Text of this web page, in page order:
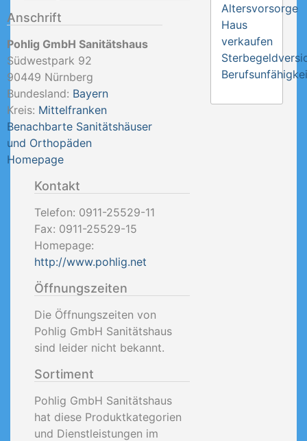
Anschrift
Pohlig GmbH Sanitätshaus
Südwestpark 92
90449 Nürnberg
Bundesland: Bayern
Kreis: Mittelfranken
Benachbarte Sanitätshäuser
und Orthopäden
Homepage
Kontakt
Telefon: 0911-25529-11
Fax: 0911-25529-15
Homepage:
http://www.pohlig.net
Öffnungszeiten
Die Öffnungszeiten von
Pohlig GmbH Sanitätshaus
sind leider nicht bekannt.
Sortiment
Pohlig GmbH Sanitätshaus
hat diese Produktkategorien
und Dienstleistungen im
Altersvorsorge
Haus
verkaufen